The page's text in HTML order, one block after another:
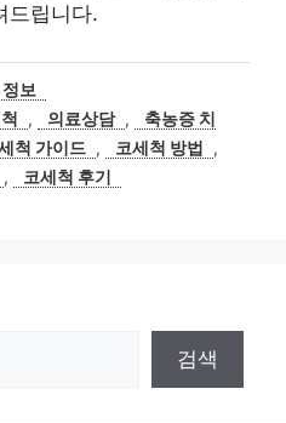
드립니다.
카정보
, 의료상담 ,
축농증 치
척 가이드 , 코세척 방법
,
, 코세척 후기
검색